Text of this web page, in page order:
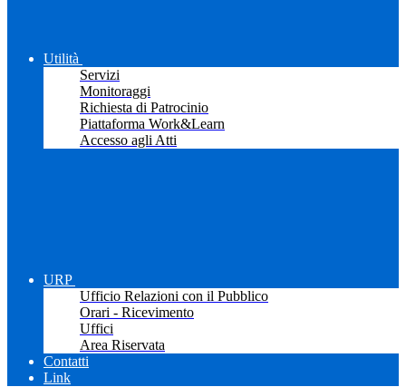
Utilità
Servizi
Monitoraggi
Richiesta di Patrocinio
Piattaforma Work&Learn
Accesso agli Atti
URP
Ufficio Relazioni con il Pubblico
Orari - Ricevimento
Uffici
Area Riservata
Contatti
Link